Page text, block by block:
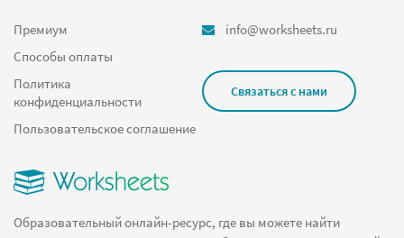
Средневековье
форм
Биография
Лермонтов
Колумб
Ушинский
Древняя Русь
Образовательный онлайн-ресурс, где вы можете найти
Премиум
Способы оплаты
Политика
конфиденциальности
Пользовательское соглашение
info@worksheets.ru
Связаться с нами